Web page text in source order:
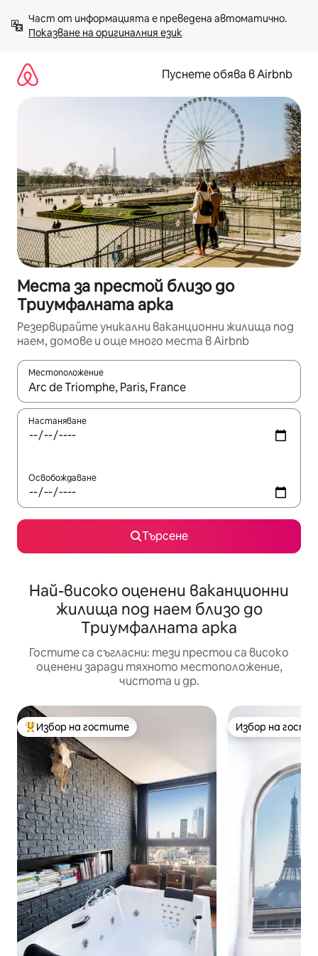
към
съдържанието
Показване на оригиналния език
Пуснете обява в Airbnb
Места за престой близо до
Триумфалната арка
Резервирайте уникални ваканционни жилища под
наем, домове и още много места в Airbnb
Местоположение
Когато резултатите се покажат, използвайте
Настаняване
Освобождаване
Търсене
Най-високо оценени ваканционни
жилища под наем близо до
Триумфалната арка
Гостите са съгласни: тези престои са високо
оценени заради тяхното местоположение,
чистота и др.
Най-популярен избор на гостите
Избор на гостите Избор на
Избор на